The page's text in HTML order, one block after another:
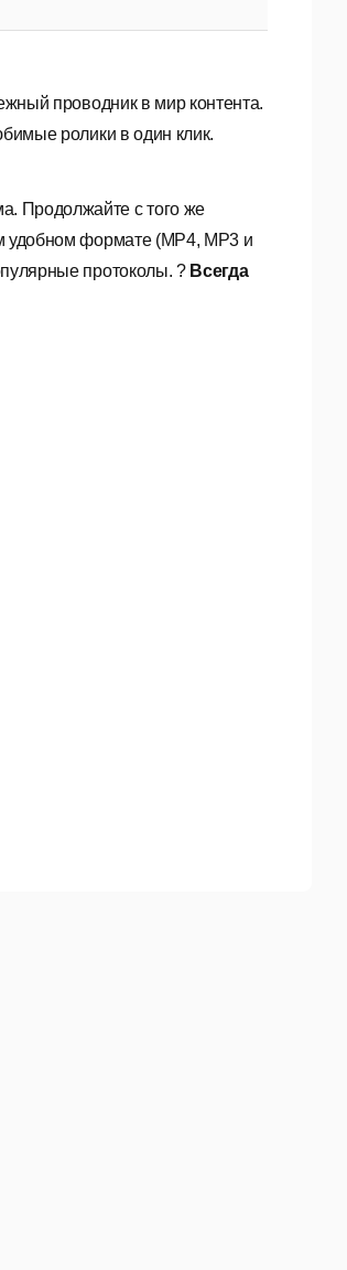
проводник в мир контента.
ролики в один клик.
Продолжайте с того же
удобном формате (MP4, MP3 и
протоколы. ? Всегда